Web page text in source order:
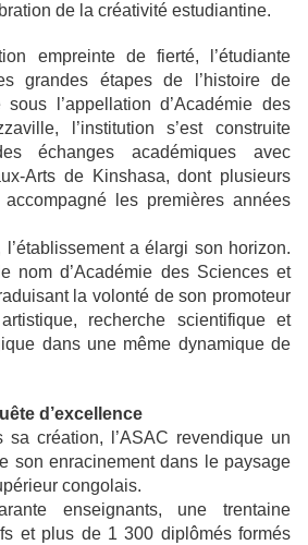
de la créativité estudiantine.
empreinte de fierté, l’étudiante
grandes étapes de l’histoire de
sous l’appellation d’Académie des
l’institution s’est construite
échanges académiques avec
Arts de Kinshasa, dont plusieurs
les premières années
a élargi son horizon.
nom d’Académie des Sciences et
la volonté de son promoteur
recherche scientifique et
dans une même dynamique de
d’excellence
sa création, l’ASAC revendique un
son enracinement dans le paysage
congolais.
enseignants, une trentaine
et plus de 1 300 diplômés formés